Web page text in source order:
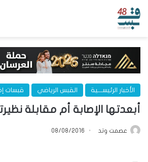
الأخبار الرئيســـية القبس الرياضي قبسات
أبعدتها الإصابة أم مقابلة
عصمت وتد 08/08/2016